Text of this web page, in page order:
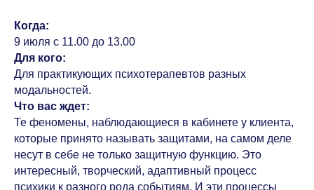
Когда:
9 июля с 11.00 до 13.00
Для кого:
Для практикующих психотерапевтов разных
модальностей.
Что вас ждет:
Те феномены, наблюдающиеся в кабинете у клиента,
которые принято называть защитами, на самом деле
несут в себе не только защитную функцию. Это
интересный, творческий, адаптивный процесс
психики к разного рода событиям. И эти процессы